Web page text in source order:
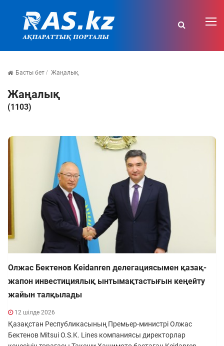
Басты бет Жаңалық
Жаңалық
(1103)
Олжас Бектенов Keidanren делегациясымен қазақ-
жапон инвестициялық ынтымақтастығын кеңейту
жайын талқылады
12 шілде 2026
Қазақстан Республикасының Премьер-министрі Олжас
Бектенов Mitsui O.S.K. Lines компаниясы директорлар